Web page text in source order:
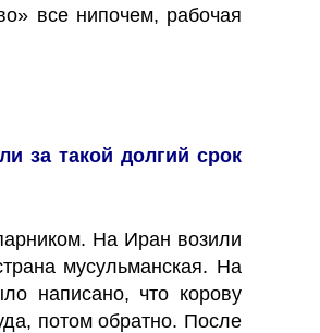
все нипочем, рабочая
за такой долгий срок
На Иран возили
мусульманская. На
написано, что корову
потом обратно. После